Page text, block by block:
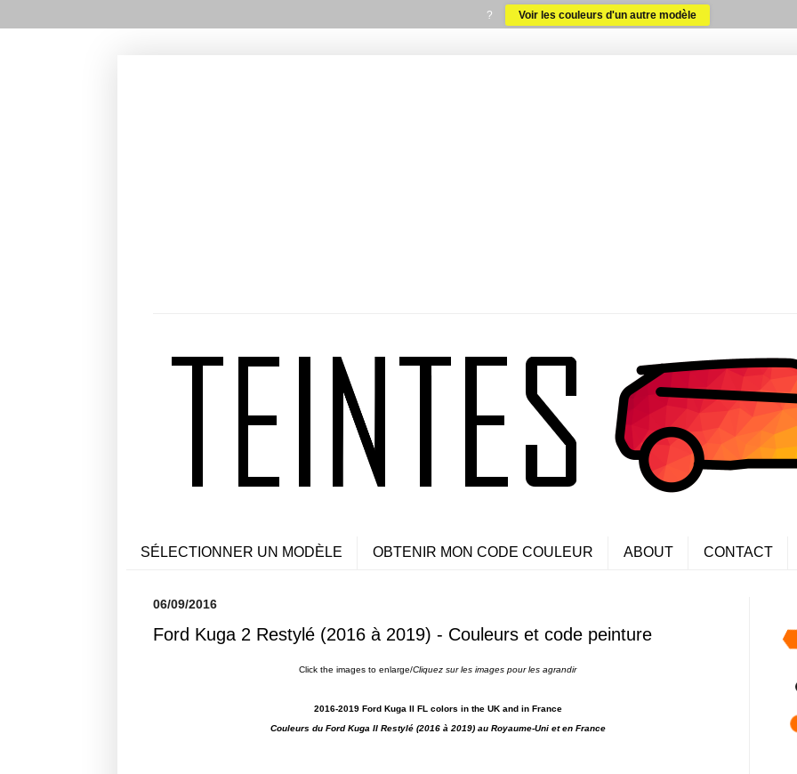
SÉLECTIONNER UN MODÈLE OBTENIR MON CODE COULEUR ABOUT CONTACT
06/09/2016
Ford Kuga 2 Restylé (2016 à 2019) - Couleurs et code peinture
Click the images to enlarge/Cliquez sur les images pour les agrandir
2016-2019 Ford Kuga II FL colors in the UK and in France
Couleurs du Ford Kuga II Restylé (2016 à 2019) au Royaume-Uni et en France
? Voir les couleurs d'un autre modèle